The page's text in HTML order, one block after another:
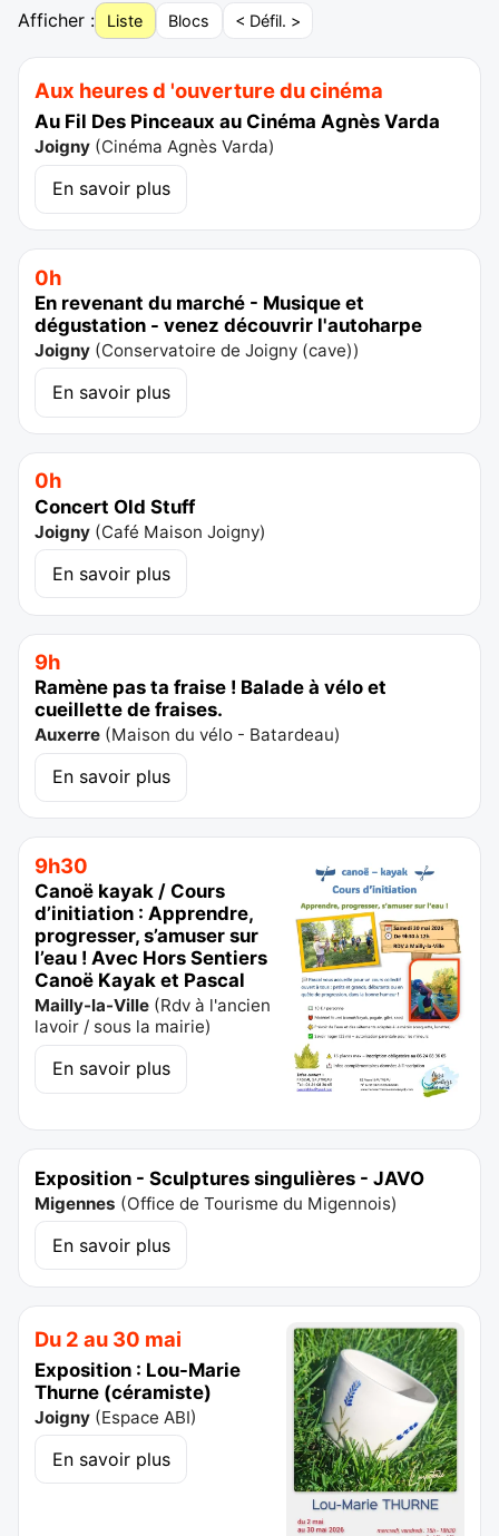
Afficher : Liste Blocs < Défil. >
Aux heures d 'ouverture du cinéma
Au Fil Des Pinceaux au Cinéma Agnès Varda
Joigny (Cinéma Agnès Varda)
En savoir plus
0h
En revenant du marché - Musique et
dégustation - venez découvrir l'autoharpe
Joigny (Conservatoire de Joigny (cave))
En savoir plus
0h
Concert Old Stuff
Joigny (Café Maison Joigny)
En savoir plus
9h
Ramène pas ta fraise ! Balade à vélo et
cueillette de fraises.
Auxerre (Maison du vélo - Batardeau)
En savoir plus
9h30
Canoë kayak / Cours
d’initiation : Apprendre,
progresser, s’amuser sur
l’eau ! Avec Hors Sentiers
Canoë Kayak et Pascal
Mailly-la-Ville (Rdv à l'ancien
lavoir / sous la mairie)
En savoir plus
Exposition - Sculptures singulières - JAVO
Migennes (Office de Tourisme du Migennois)
En savoir plus
Du 2 au 30 mai
Exposition : Lou-Marie
Thurne (céramiste)
Joigny (Espace ABI)
En savoir plus